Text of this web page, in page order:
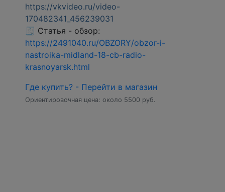
https://vkvideo.ru/video-
170482341_456239031
🧾 Статья - обзор:
https://2491040.ru/OBZORY/obzor-i-
nastroika-midland-18-cb-radio-
krasnoyarsk.html
Где купить? - Перейти в магазин
Ориентировочная цена: около 5500 руб.